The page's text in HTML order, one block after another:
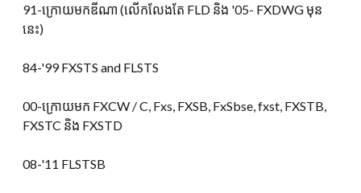
91-ក្រោយមកឌីណា (លើកលែងតែ FLD និង '05- FXDWG មុន
នេះ)
84-'99 FXSTS and FLSTS
00-ក្រោយមក FXCW / C, Fxs, FXSB, FxSbse, fxst, FXSTB,
FXSTC និង FXSTD
08-'11 FLSTSB